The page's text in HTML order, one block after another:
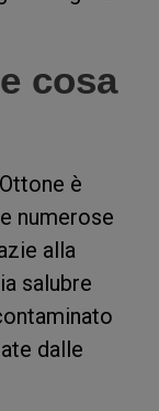
cosa
è
numerose
alla
salubre
dalle